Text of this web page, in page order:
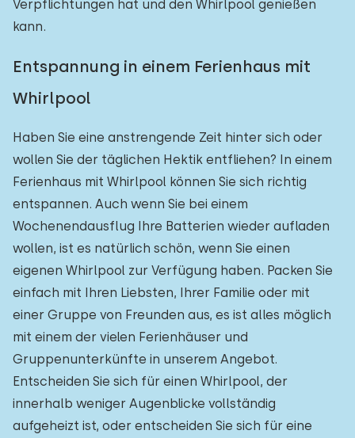
Verpflichtungen hat und den Whirlpool genießen
kann.
Entspannung in einem Ferienhaus mit
Whirlpool
Haben Sie eine anstrengende Zeit hinter sich oder
wollen Sie der täglichen Hektik entfliehen? In einem
Ferienhaus mit Whirlpool können Sie sich richtig
entspannen. Auch wenn Sie bei einem
Wochenendausflug Ihre Batterien wieder aufladen
wollen, ist es natürlich schön, wenn Sie einen
eigenen Whirlpool zur Verfügung haben. Packen Sie
einfach mit Ihren Liebsten, Ihrer Familie oder mit
einer Gruppe von Freunden aus, es ist alles möglich
mit einem der vielen Ferienhäuser und
Gruppenunterkünfte in unserem Angebot.
Entscheiden Sie sich für einen Whirlpool, der
innerhalb weniger Augenblicke vollständig
aufgeheizt ist, oder entscheiden Sie sich für eine